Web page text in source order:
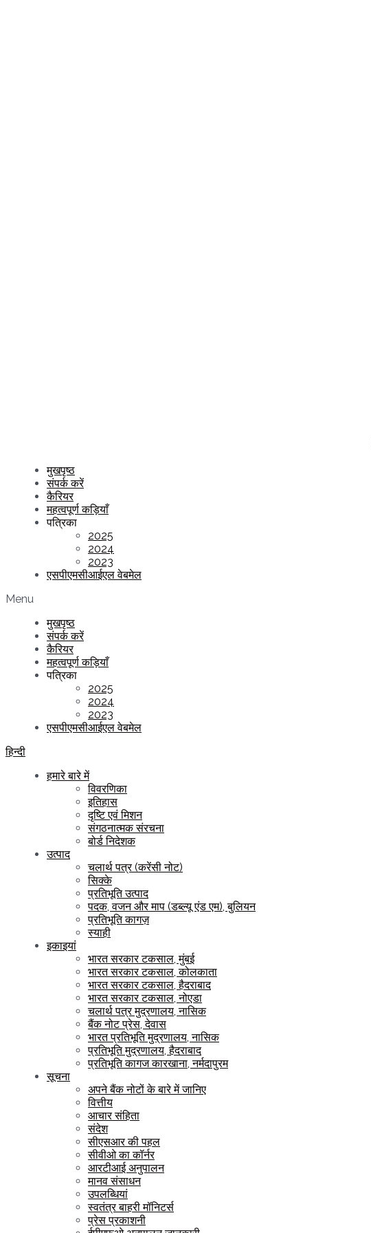
मुखपृष्ठ
संपर्क करें
कैरियर
महत्वपूर्ण कड़ियाँ
पत्रिका
2025
2024
2023
एसपीएमसीआईएल वेबमेल
Menu
मुखपृष्ठ
संपर्क करें
कैरियर
महत्वपूर्ण कड़ियाँ
पत्रिका
2025
2024
2023
एसपीएमसीआईएल वेबमेल
हिन्दी
हमारे बारे में
विवरणिका
इतिहास
दृष्टि एवं मिशन
संगठनात्मक संरचना
बोर्ड निदेशक
उत्पाद
चलार्थ पत्र (करेंसी नोट)
सिक्के
प्रतिभूति उत्पाद
पदक, वजन और माप (डब्ल्यू एंड एम), बुलियन
प्रतिभूति कागज़
स्याही
इकाइयां
भारत सरकार टकसाल, मुंबई
भारत सरकार टकसाल, कोलकाता
भारत सरकार टकसाल, हैदराबाद
भारत सरकार टकसाल, नोएडा
चलार्थ पत्र मुद्रणालय, नासिक
बैंक नोट प्रेस, देवास
भारत प्रतिभूति मुद्रणालय, नासिक
प्रतिभूति मुद्रणालय, हैदराबाद
प्रतिभूति कागज कारखाना, नर्मदापुरम
सूचना
अपने बैंक नोटों के बारे में जानिए
वित्तीय
आचार संहिता
संदेश
सीएसआर की पहल
सीवीओ का कॉर्नर
आरटीआई अनुपालन
मानव संसाधन
उपलब्धियां
स्वतंत्र बाहरी मॉनिटर्स
प्रेस प्रकाशनी